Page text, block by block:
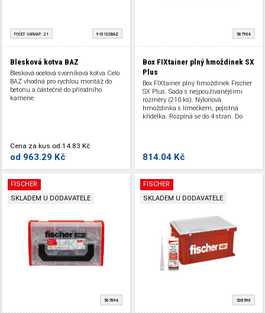
POČET VARIANT: 21 910132BAZ
Blesková kotva BAZ
Blesková ocelová svorníková kotva Celo
BAZ vhodná pro rychlou montáž do
betonu a částečně do přírodního
kamene.
Cena za kus od 14.83 Kč
od 963.29 Kč
567904
Box FIXtainer plný hmoždinek SX
Plus
Box FIXtainer plný hmoždinek Fischer
SX Plus. Sada s nejpoužívanějšími
rozměry (210 ks). Nylonová
hmoždinka s límečkem, pojistná
křidélka. Rozpíná se do 4 stran. Do
814.04 Kč
FISCHER
SKLADEM U DODAVATELE
567894
FISCHER
SKLADEM U DODAVATELE
538590